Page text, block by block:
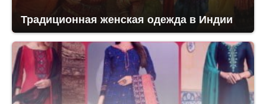
Традиционная женская одежда в Индии